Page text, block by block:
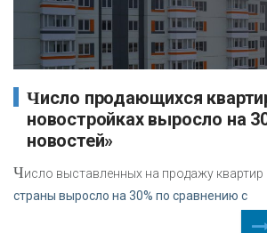
Число продающихся квартир в
новостройках выросло на
новостей»
Число выставленных на продажу
страны выросло на 30% по сравнению с